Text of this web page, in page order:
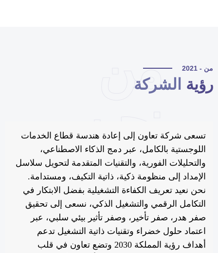
من
نحن
- 2021
الشركة
تسعى شركة تعاون إلى إعادة هندسة قطاع الخدمات
اللوجستية بالكامل، عبر دمج الذكاء الاصطناعي،
والتحليلات الفورية، والتقنيات المتقدمة لتحويل سلاسل
الإمداد إلى منظومة ذكية، ذاتية التكيف، ومستدامة.
نحن نعيد تعريف الكفاءة التشغيلية بفضل الابتكار في
التكامل الرقمي والتشغيل الذكي، نسعى إلى تحقيق
صفر هدر، صفر تأخير، وصفر تأثير بيئي سلبي، عبر
اعتماد حلول خضراء وتقنيات ذاتية التشغيل تدعم
أهداف رؤية المملكة 2030 وتضع تعاون في قلب